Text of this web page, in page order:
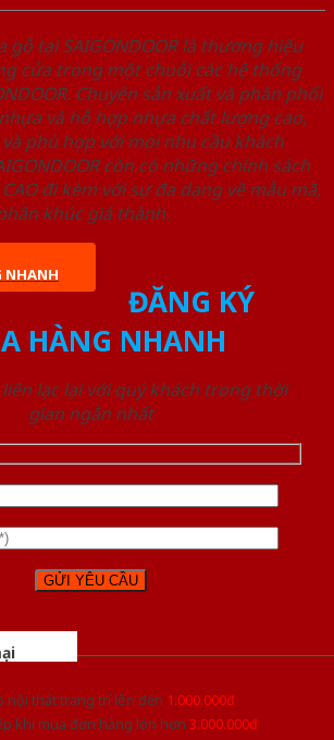
gỗ tại SAIGONDOOR là thương hiệu
cửa trong một chuỗi các hệ thống
Chuyên sản xuất và phân phối
và hỗ hợp nhựa chất lượng cao,
phù hợp với mọi nhu cầu khách
còn có những chính sách
đi kèm với sự đa dạng về mẫu mã,
khúc giá thành.
NHANH
ĐĂNG KÝ
HÀNG NHANH
lạc lại với quý khách trong thời
gian ngắn nhất
nội thất trang trí lên đến 1.000.000đ
khi mua đơn hàng lớn hơn 3.000.000đ